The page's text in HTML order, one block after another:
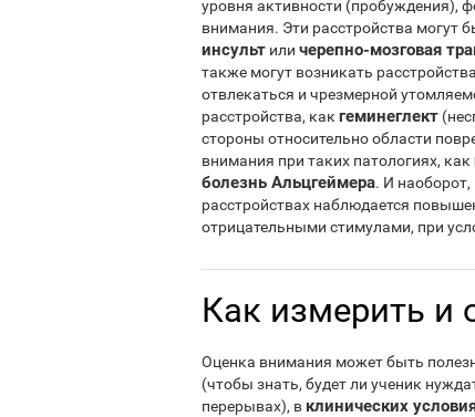
уровня активности (пробуждения),
внимания. Эти расстройства могут
инсульт или черепно-мозговая
также могут возникать
отвлекаться и чрезмерной
расстройства, как геминеглект
стороны относительно области
внимания при таких патологиях, как
болезнь Альцгеймера. И наоборот,
расстройствах наблюдается
отрицательными стимулами, при
Как измерить и
Оценка внимания может быть
(чтобы знать, будет ли ученик
перерывах), в клинических